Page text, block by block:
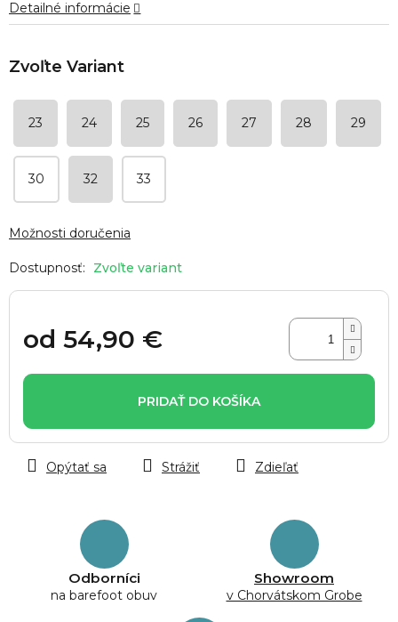
Zvoľte variant
23 24 25 26 27 28 29
30 32 33
Možnosti doručenia
od 54,90 €
cena:
PRIDAŤ DO KOŠÍKA
Odborníci
na barefoot obuv
Showroom
v Chorvátskom Grobe
Detailné informácie
Opýtať sa Strážiť Zdieľať